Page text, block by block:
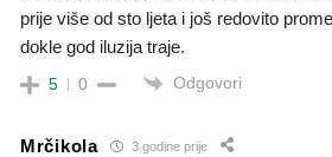
prije više od sto ljeta i još redovito
dokle god iluzija traje.
5 0 Odgovori
Mrčikola 3 godine prije